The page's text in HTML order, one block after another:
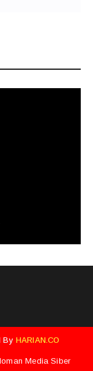
By HARIAN.CO
Media Siber